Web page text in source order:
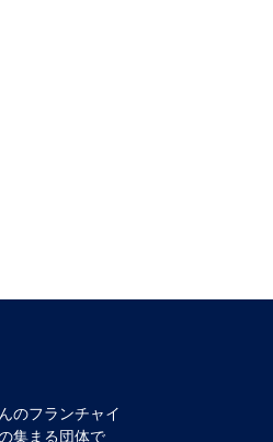
のフランチャイ
集まる団体で